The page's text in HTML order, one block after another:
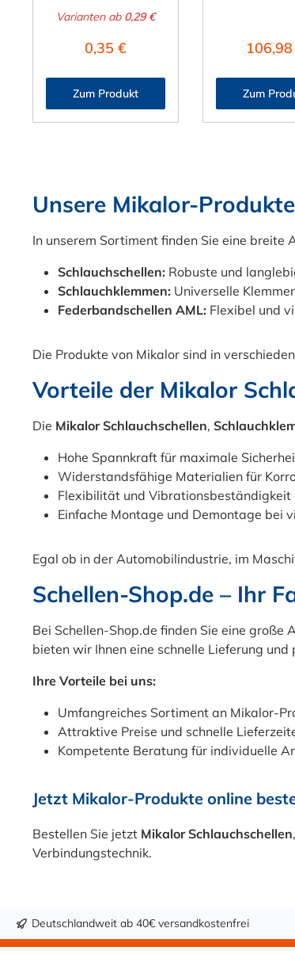
Schlauchklemme
Federbandschelle
optimale Rundheit
für Anwendungen
mit gleichmäßiger
ist speziell für
hohen
kungen ausgesetzt
sind geeignet.
Durch
kungen kann die
die Änderung
Abnahme) des
ers ausgleichen und
gewährt dennoch
eine Dichtigkeit am
Schlauchanschluss..
Nachspanneffekt
Dichtigkeit erzeugt
vermieden. Die
Montage ist schnell
und einfach. Der
der Federbandschel
le kann zwischen 6
mm und 15 mm
Varianten ab0,29 €
Regulärer Preis:
0,35 €
Zum Produkt
Mikalor
500
en
aus
Stahl
perfekt
in vielen
einfach
besonders
ihres
auch
gegen
und somit
erhalten Sie
was Sie
Größen,
immer die
Zum
Unsere Mikalor-
In unserem Sortiment finden Sie eine breite
Schlauchschellen: Robuste und
Schlauchklemmen: Universelle
Federbandschellen AML: Flexibel und
Die Produkte von Mikalor sind in
Vorteile der Mikalor
Die Mikalor Schlauchschellen,
Hohe Spannkraft für maximale
Widerstandsfähige Materialien für
Flexibilität und
Einfache Montage und Demontage bei
Egal ob in der Automobilindustrie, im
Schellen-Shop.de – Ihr
Bei Schellen-Shop.de finden Sie eine große
bieten wir Ihnen eine schnelle Lieferung
Ihre Vorteile bei uns:
Umfangreiches Sortiment an Mikalor-
Attraktive Preise und schnelle
Kompetente Beratung für individuelle
Jetzt Mikalor-Produkte online
Bestellen Sie jetzt Mikalor Schlauchschellen,
Verbindungstechnik.
Deutschlandweit ab 40€ versandkostenfrei